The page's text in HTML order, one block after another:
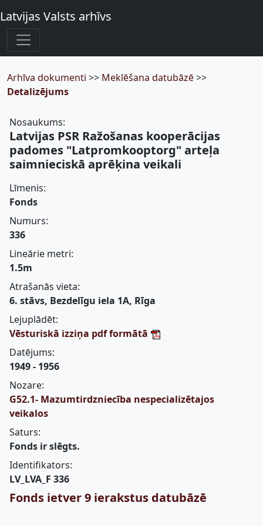
Latvijas Valsts arhīvs
Arhīva dokumenti >> Meklēšana datubāzē>>
Detalizējums
Nosaukums:
Latvijas PSR Ražošanas kooperācijas
padomes "Latpromkooptorg" arteļa
saimnieciskā aprēķina veikali
Līmenis:
Fonds
Numurs:
336
Lineārie metri:
1.5m
Atrašanās vieta:
6. stāvs, Bezdelīgu iela 1A, Rīga
Lejuplādēt:
Vēsturiskā izziņa pdf formātā
Datējums:
1949 - 1956
Nozare:
G52.1- Mazumtirdzniecība nespecializētajos
veikalos
Saturs:
Fonds ir slēgts.
Identifikators:
LV_LVA_F 336
Fonds ietver 9 ierakstus datubāzē